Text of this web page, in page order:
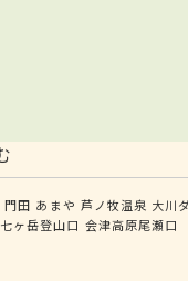
門田 あまや 芦ノ牧温泉 大川
七ヶ岳登山口 会津高原尾瀬口